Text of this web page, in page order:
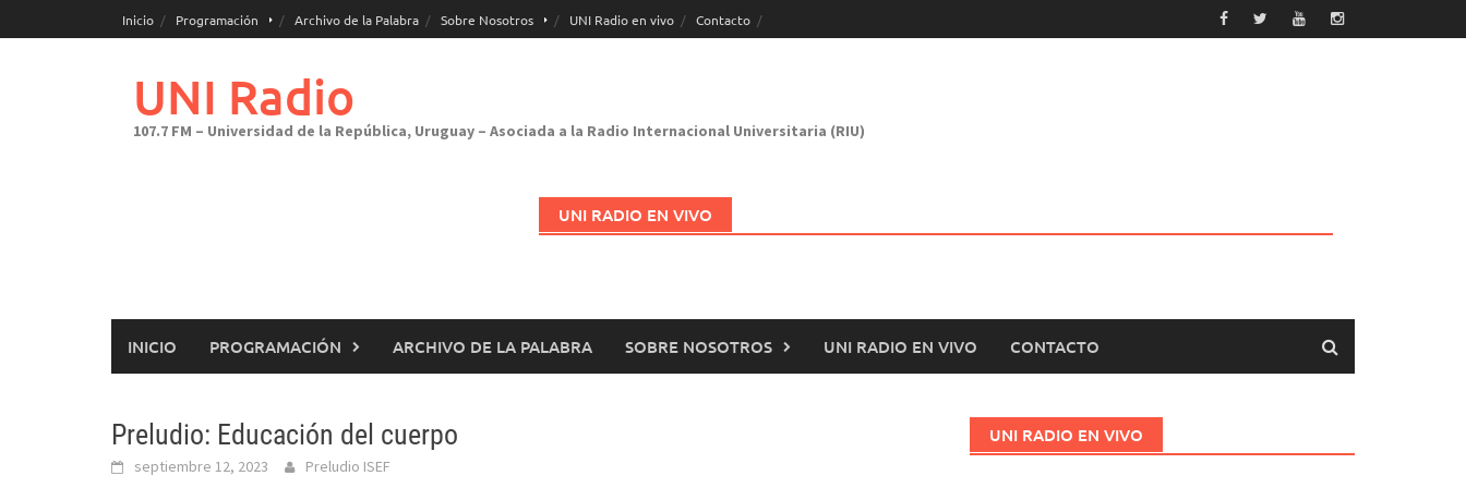
al
Inicio Programación Archivo de la Palabra Sobre Nosotros UNI Radio en vivo Contacto
UNI Radio
107.7 FM – Universidad de la República, Uruguay – Asociada a la Radio Internacional Universitaria (RIU)
UNI RADIO EN VIVO
INICIO PROGRAMACIÓN ARCHIVO DE LA PALABRA SOBRE NOSOTROS UNI RADIO EN VIVO CONTACTO
Preludio: Educación del cuerpo
septiembre 12, 2023 Preludio ISEF
UNI RADIO EN VIVO